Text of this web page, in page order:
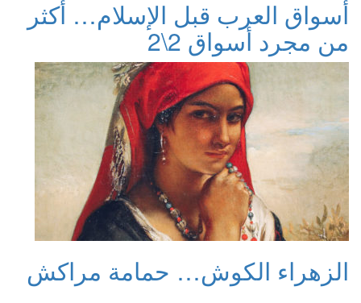
أسواق العرب قبل الإسلام… أكثر
من مجرد أسواق 2\2
الزهراء الكوش… حمامة مراكش